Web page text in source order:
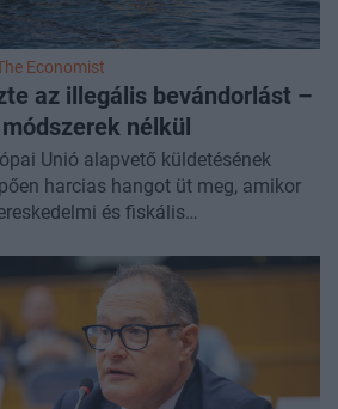
Economist
az illegális bevándorlást –
nélkül
Unió alapvető küldetésének
harcias hangot üt meg, amikor
és fiskális
és végső esetben
opció" is. Mégis, uniós hadsereg
a tollforgatáshoz szokott
a kezét bármi olyasmire, ami
Az egyetlen kivétel – és ez
határvédelmi ügynöksége.